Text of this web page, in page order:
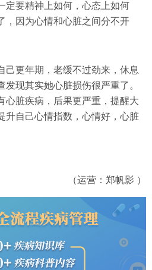
定要精神上如何，心态上如何
，因为心情和心脏之间分不开
己更年期，老缓不过劲来，休息
现其实她心脏损伤很严重了。
心脏疾病，后果更严重，提醒大
升自己心情指数，心情好，心脏
（运营：郑帆影 ）